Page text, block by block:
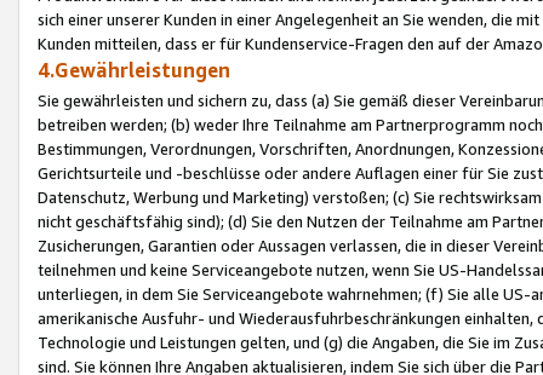
sich einer unserer Kunden in einer Angelegenheit an Sie wenden, die
Kunden mitteilen, dass er für Kundenservice-Fragen den auf der
4.Gewährleistungen
Sie gewährleisten und sichern zu, dass (a) Sie gemäß dieser
betreiben werden; (b) weder Ihre Teilnahme am Partnerprogramm
Bestimmungen, Verordnungen, Vorschriften, Anordnungen,
Gerichtsurteile und -beschlüsse oder andere Auflagen einer für Sie
Datenschutz, Werbung und Marketing) verstoßen; (c) Sie
nicht geschäftsfähig sind); (d) Sie den Nutzen der Teilnahme am
Zusicherungen, Garantien oder Aussagen verlassen, die in dieser
teilnehmen und keine Serviceangebote nutzen, wenn Sie US-
unterliegen, in dem Sie Serviceangebote wahrnehmen; (f) Sie alle
amerikanische Ausfuhr- und Wiederausfuhrbeschränkungen
Technologie und Leistungen gelten, und (g) die Angaben, die Sie im
sind. Sie können Ihre Angaben aktualisieren, indem Sie sich über die